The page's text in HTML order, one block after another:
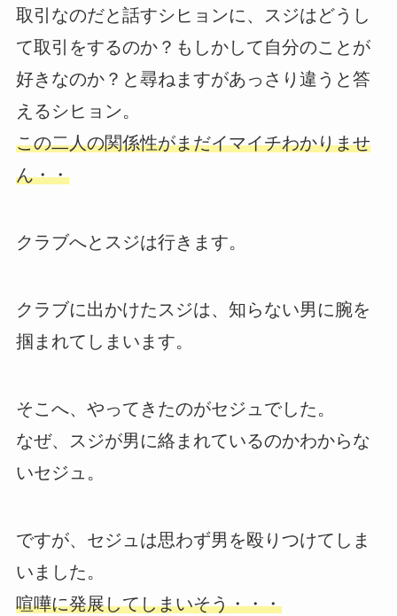
取引なのだと話すシヒョンに、スジはどうし
て取引をするのか？もしかして自分のことが
好きなのか？と尋ねますがあっさり違うと答
えるシヒョン。
この二人の関係性がまだイマイチわかりませ
ん・・
クラブへとスジは行きます。
クラブに出かけたスジは、知らない男に腕を
掴まれてしまいます。
そこへ、やってきたのがセジュでした。
なぜ、スジが男に絡まれているのかわからな
いセジュ。
ですが、セジュは思わず男を殴りつけてしま
いました。
喧嘩に発展してしまいそう・・・